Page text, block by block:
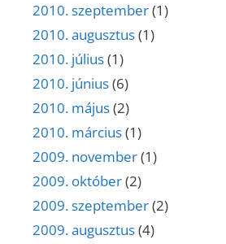
2010. szeptember(1)
2010. augusztus(1)
2010. július(1)
2010. június(6)
2010. május(2)
2010. március(1)
2009. november(1)
2009. október(2)
2009. szeptember(2)
2009. augusztus(4)